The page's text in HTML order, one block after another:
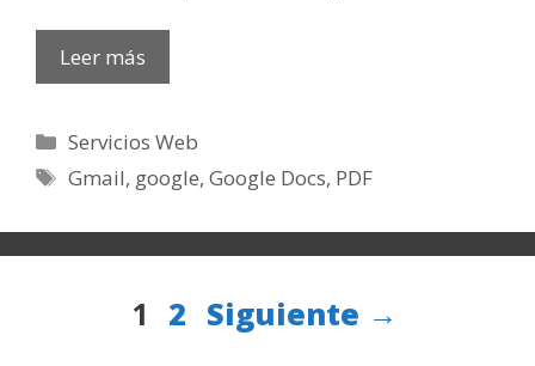
Leer más
Categorías
Servicios Web
Etiquetas
Gmail, google,Google Docs, PDF
Página
1 Página
2 Siguiente →